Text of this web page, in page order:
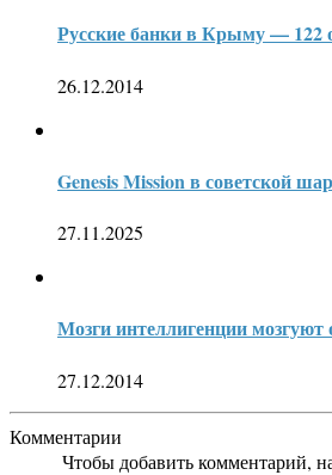
Русские банки в Крыму — 122
26.12.2014
Genesis Mission в советской
27.11.2025
Мозги интеллигенции мозгуют
27.12.2014
Комментарии
Чтобы добавить комментарий,